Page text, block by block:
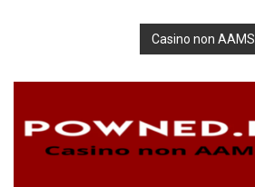
Casino non AAMS